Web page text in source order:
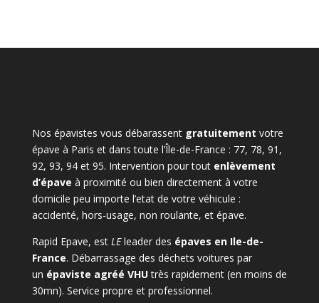
Nos épavistes vous débarassent gratuitement votre
épave à Paris et dans toute l’Île-de-France : 77, 78, 91,
92, 93, 94 et 95. Intervention pour tout enlèvement
d’épave à proximité ou bien directement à votre
domicile peu importe l’etat de votre véhicule :
accidenté, hors-usage, non roulante, et épave.
Rapid Epave, est LEleader des épaves en Ile-de-
France. Débarrassage des déchets voitures par
un épaviste agréé VHUtrès rapidement (en moins de
30mn). Service propre et professionnel.